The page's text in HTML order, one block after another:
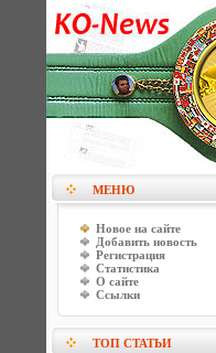
МЕНЮ
Новое на сайте
Добавить новость
Регистрация
Статистика
О сайте
Ссылки
ТОП СТАТЬИ